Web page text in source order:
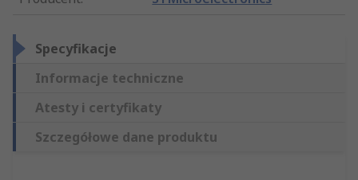
Specyfikacje
Informacje techniczne
Atesty i certyfikaty
Szczegółowe dane produktu